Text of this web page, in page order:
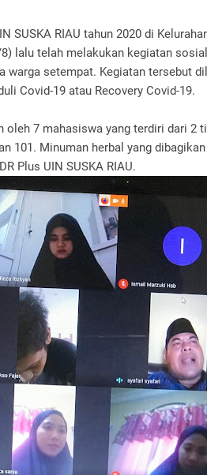
SUSKA RIAU tahun 2020 di
8) lalu telah melakukan kegiatan
warga setempat. Kegiatan tersebut
Covid-19 atau Recovery Covid-19.
oleh 7 mahasiswa yang terdiri dari 2
101. Minuman herbal yang
Plus UIN SUSKA RIAU.